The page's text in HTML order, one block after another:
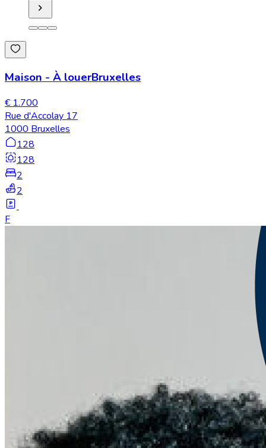
Maison - À louerBruxelles
€ 1.700
Rue d'Accolay 17
1000 Bruxelles
128
128
2
2
F